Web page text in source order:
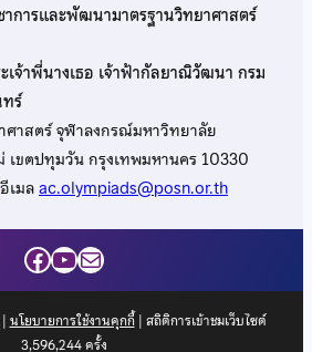
การและพัฒนามาตรฐานวิทยาศาสตร์
จ้าพี่นางเธอ เจ้าฟ้ากัลยาณิวัฒนา กรม
ร์
าสตร์ จุฬาลงกรณ์มหาวิทยาลัย
ขตปทุมวัน กรุงเทพมหานคร 10330
อีเมลac.olympiads@posn.or.th
Facebook
YouTube
Mail
นโยบายการใช้งานคุกกี้| สถิติการเข้าชมเว็บไซต์
3,596,244ครั้ง